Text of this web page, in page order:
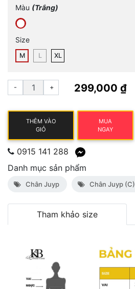
Màu (Trắng)
Size
M L XL
- + 299,000 ₫
THÊM VÀO
GIỎ
MUA
NGAY
0915 141 288
Danh mục sản phẩm
Chân Juyp Chân Juyp (C)
Tham khảo size